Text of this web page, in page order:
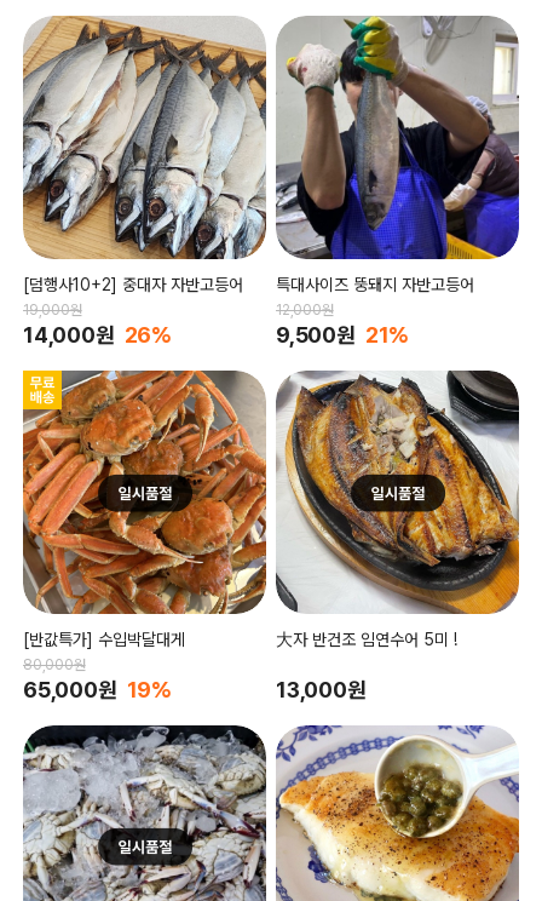
[덤행사10+2] 중대자 자반고등어
19,000원
14,000원 26%
특대사이즈 뚱돼지 자반고등어
12,000원
9,500원 21%
[반값특가] 수입박달대게
80,000원
65,000원 19%
大자 반건조 임연수어 5미 !
13,000원